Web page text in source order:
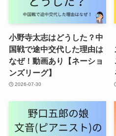
小野寺太志はどうした？中
国戦で途中交代した理由は
なぜ！動画あり【ネーショ
ンズリーグ】
2026-07-30